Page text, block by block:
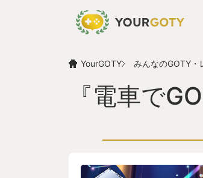
YourGOTY みんなのGOTY・
『電車で